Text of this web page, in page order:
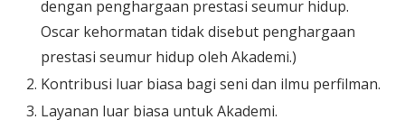
dengan penghargaan prestasi seumur hidup.
Oscar kehormatan tidak disebut penghargaan
prestasi seumur hidup oleh Akademi.)
Kontribusi luar biasa bagi seni dan ilmu perfilman.
Layanan luar biasa untuk Akademi.